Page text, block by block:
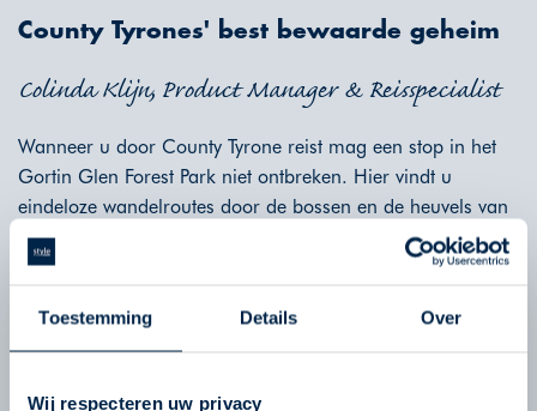
Toestemming Details Over
Wij respecteren uw privacy
County Tyrones' best bewaarde geheim
Colinda Klijn, Product Manager & Reisspecialist
Wanneer u door County Tyrone reist mag een stop in het
Gortin Glen Forest Park niet ontbreken. Hier vindt u
eindeloze wandelroutes door de bossen en de heuvels van
deze prachtige county. Het Forest Park kan ook worden
verkend via een schilderachtige rit van vijf mijl met
te genieten voor degenen die minder mobiel zijn of op een
regenachtige dag!